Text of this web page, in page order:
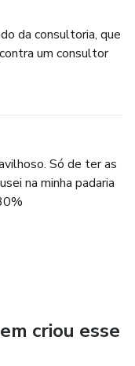
produtivos
a curto prazo, em
em Betim e
CMP Componentes
outras.
da consultoria, que
um consultor
Só de ter as
na minha padaria
criou esse